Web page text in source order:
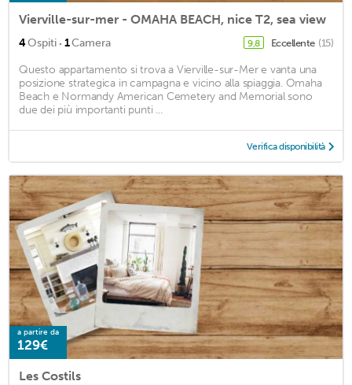
Vierville-sur-mer - OMAHA BEACH, nice T2, sea view
4Ospiti · 1Camera 9,8 Eccellente (15)
Questo appartamento si trova a Vierville-sur-Mer e vanta una
posizione strategica in campagna e vicino alla spiaggia. Omaha
Beach e Normandy American Cemetery and Memorial sono
due dei più importanti punti ...
Verifica disponibilità
a partire da
129€
Les Costils